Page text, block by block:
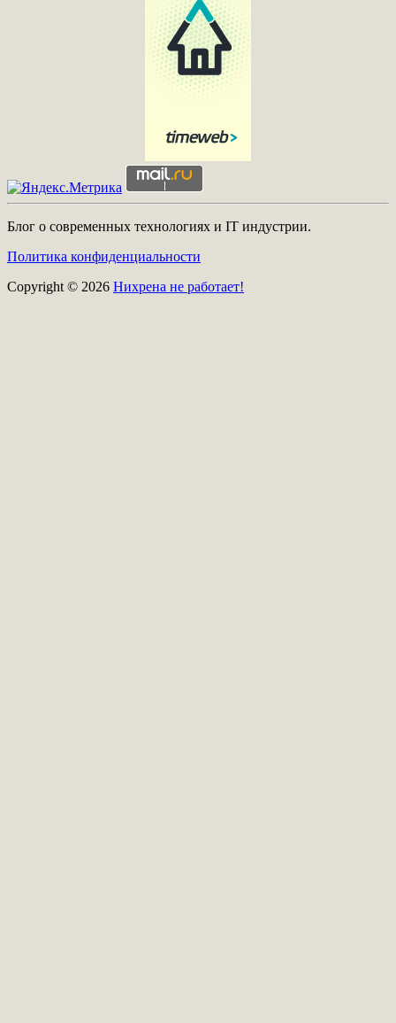
Блог о современных технологиях и IT индустрии.
Политика конфиденциальности
Copyright © 2026 Нихрена не работает!